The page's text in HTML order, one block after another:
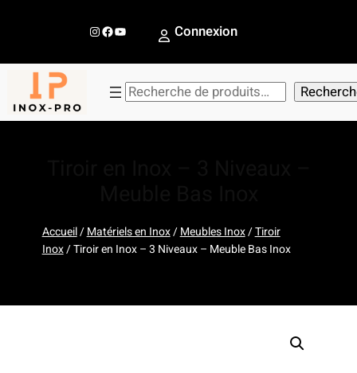
InstagramFacebook YouTube Connexion
R
h
e
Accueil/Matériels en Inox/Meubles Inox/Tiroir
Inox/ Tiroir en Inox – 3 Niveaux – Meuble Bas Inox